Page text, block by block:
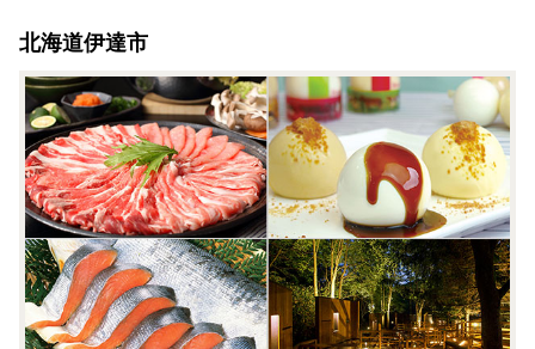
北海道伊達市